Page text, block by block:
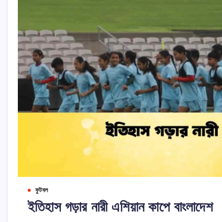
ফুটবল
ইতিহাস গড়ার নারী এশিয়ান কাপে বাংলাদেশ